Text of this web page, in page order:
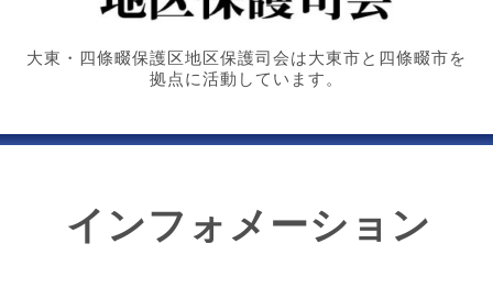
大東・四條畷保護区地区保護司会は大東市と四條畷市を
拠点に活動しています。
インフォメーション